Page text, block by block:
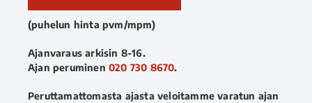
(puhelun hinta pvm/mpm)
Ajanvaraus arkisin 8-16.
Ajan peruminen 020 730 8670.
Peruttamattomasta ajasta veloitamme varatun ajan